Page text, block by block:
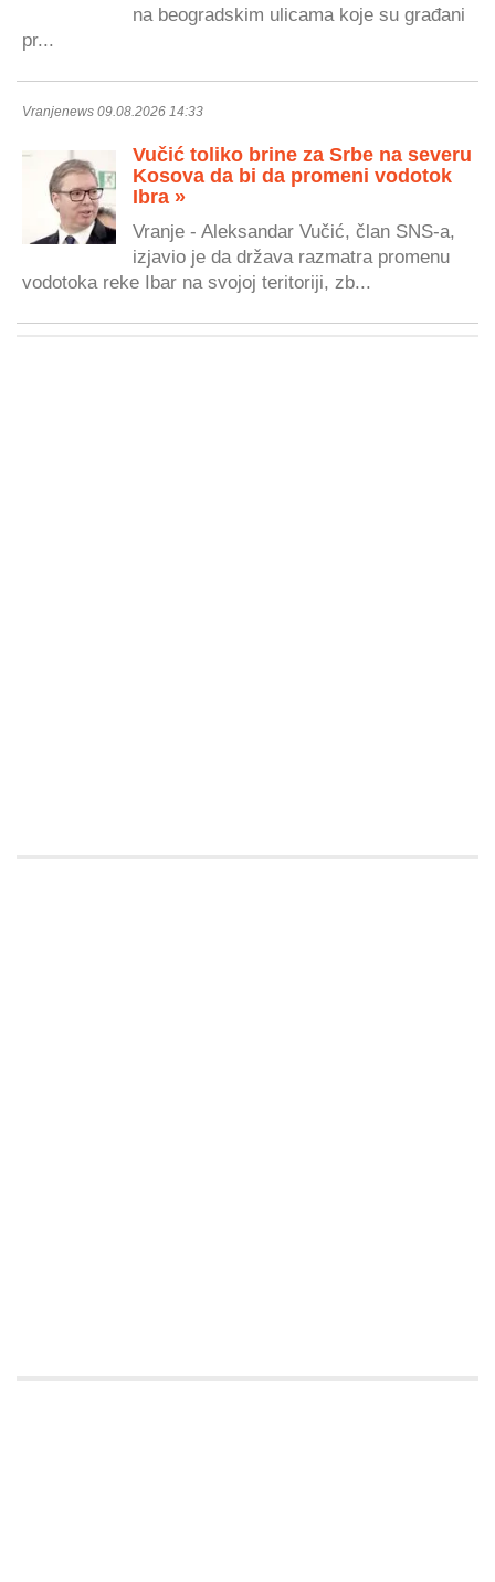
na beogradskim ulicama koje su građani
pr...
Vranjenews 09.08.2026 14:33
Vučić toliko brine za Srbe na severu
Kosova da bi da promeni vodotok
Ibra »
Vranje - Aleksandar Vučić, član SNS-a,
izjavio je da država razmatra promenu
vodotoka reke Ibar na svojoj teritoriji, zb...